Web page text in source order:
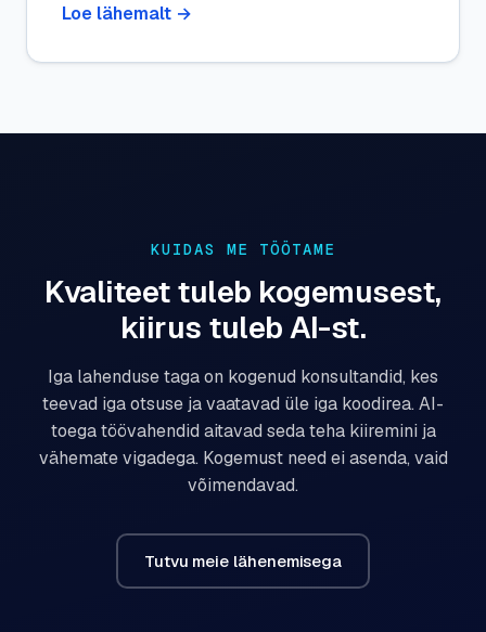
Loe lähemalt →
KUIDAS ME TÖÖTAME
Kvaliteet tuleb kogemusest,
kiirus tuleb AI-st.
Iga lahenduse taga on kogenud konsultandid, kes
teevad iga otsuse ja vaatavad üle iga koodirea. AI-
toega töövahendid aitavad seda teha kiiremini ja
vähemate vigadega. Kogemust need ei asenda, vaid
võimendavad.
Tutvu meie lähenemisega